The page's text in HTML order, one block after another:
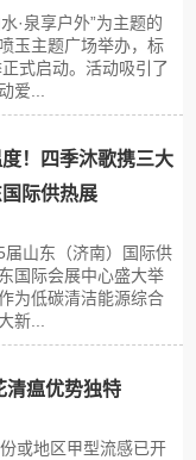
·泉享户外”为主题的
玉主题广场举办，标
式启动。活动吸引了
爱...
！四季沐歌携三大
际供热展
山东（济南）国际供
国际会展中心盛大举
为低碳清洁能源综合
新...
清瘟优势独特
或地区甲型流感已开